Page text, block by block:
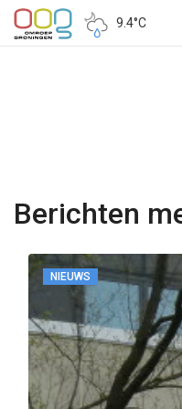
9.4°C
Berichten
NIEUWS